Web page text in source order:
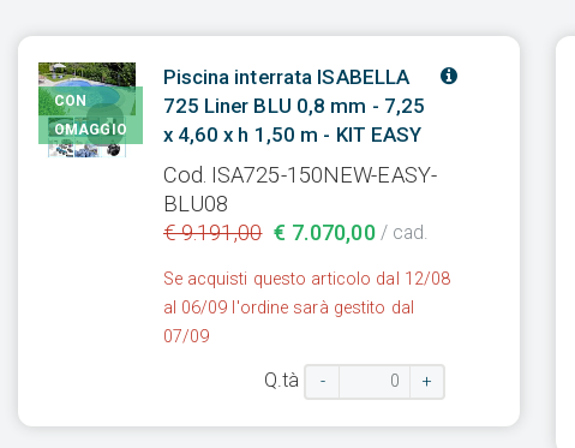
CON
OMAGGIO
Piscina interrata ISABELLA
725 Liner BLU 0,8 mm - 7,25
x 4,60 x h 1,50 m - KIT EASY
Cod. ISA725-150NEW-EASY-
BLU08
€ 9.191,00 € 7.070,00/ cad.
Se acquisti questo articolo dal 12/08
al 06/09 l'ordine sarà gestito dal
07/09
Q.tà - +